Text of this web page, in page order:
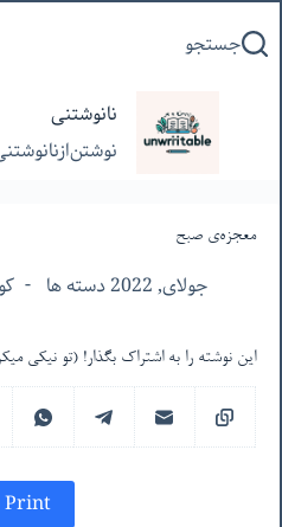
به
جستجو
نانوشتنی
معجزه‌ی صبح
جولای, 2022 دسته ها
این نوشته را به اشتراک بگذار! (تو نیکی
Print 🖨